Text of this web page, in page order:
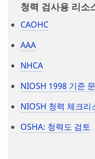
청력 검사용 리소
CAOHC
AAA
NHCA
NIOSH 1998 기준
NIOSH 청력 체크리
OSHA: 청력도 검토